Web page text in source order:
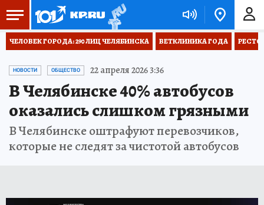
ЧЕЛОВЕК ГОРОДА: 290 ЛИЦ ЧЕЛЯБИНСКА ВЕТКЛИНИКА ГОДА
НОВОСТИ ОБЩЕСТВО 22 апреля 2026 3:36
В Челябинске 40% автобусов
оказались слишком грязными
В Челябинске оштрафуют перевозчиков,
которые не следят за чистотой автобусов